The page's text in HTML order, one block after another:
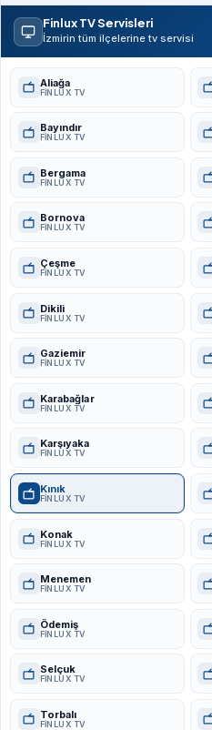
Finlux TV Servisleri
İzmirin tüm ilçelerine tv servisi
Aliağa
FINLUX TV
Bayındır
FINLUX TV
Bergama
FINLUX TV
Bornova
FINLUX TV
Çeşme
FINLUX TV
Dikili
FINLUX TV
Gaziemir
FINLUX TV
Karabağlar
FINLUX TV
Karşıyaka
FINLUX TV
Kınık
FINLUX TV
Konak
FINLUX TV
Menemen
FINLUX TV
Ödemiş
FINLUX TV
Selçuk
FINLUX TV
Torbalı
FINLUX TV